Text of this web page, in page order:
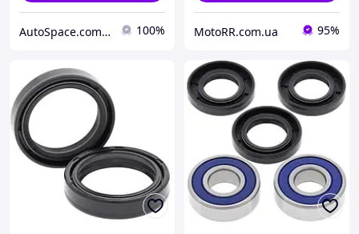
AutoSpace.com.ua 100% MotoRR.com.ua 95%